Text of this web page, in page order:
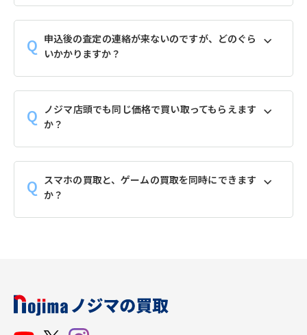
申込後の査定の連絡が来ないのですが、どのぐら
いかかりますか？
ノジマ店頭でも同じ価格で買い取ってもらえます
か？
スマホの買取と、ゲームの買取を同時にできます
か？